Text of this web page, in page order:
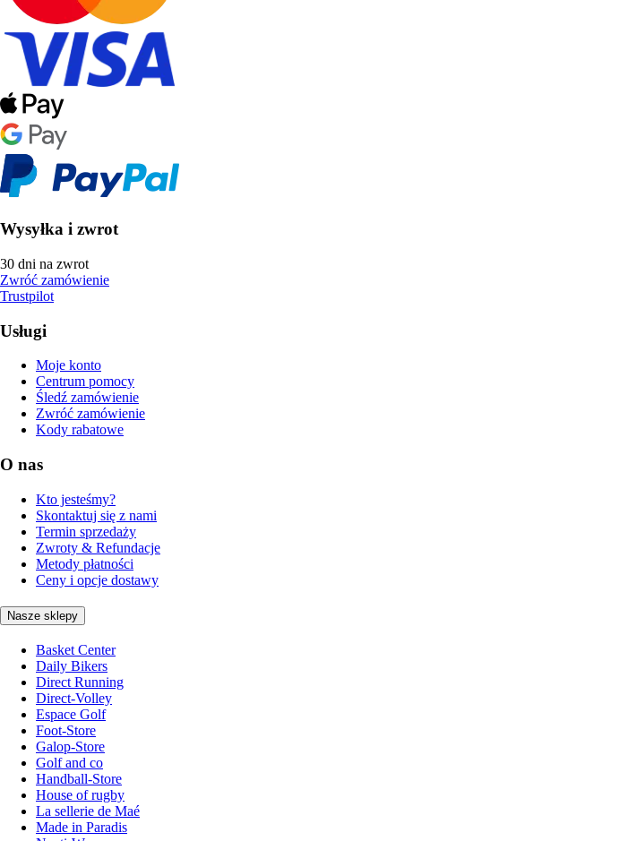
Wysyłka i zwrot
30 dni na zwrot
Zwróć zamówienie
Trustpilot
Usługi
Moje konto
Centrum pomocy
Śledź zamówienie
Zwróć zamówienie
Kody rabatowe
O nas
Kto jesteśmy?
Skontaktuj się z nami
Termin sprzedaży
Zwroty & Refundacje
Metody płatności
Ceny i opcje dostawy
Nasze sklepy
Basket Center
Daily Bikers
Direct Running
Direct-Volley
Espace Golf
Foot-Store
Galop-Store
Golf and co
Handball-Store
House of rugby
La sellerie de Maé
Made in Paradis